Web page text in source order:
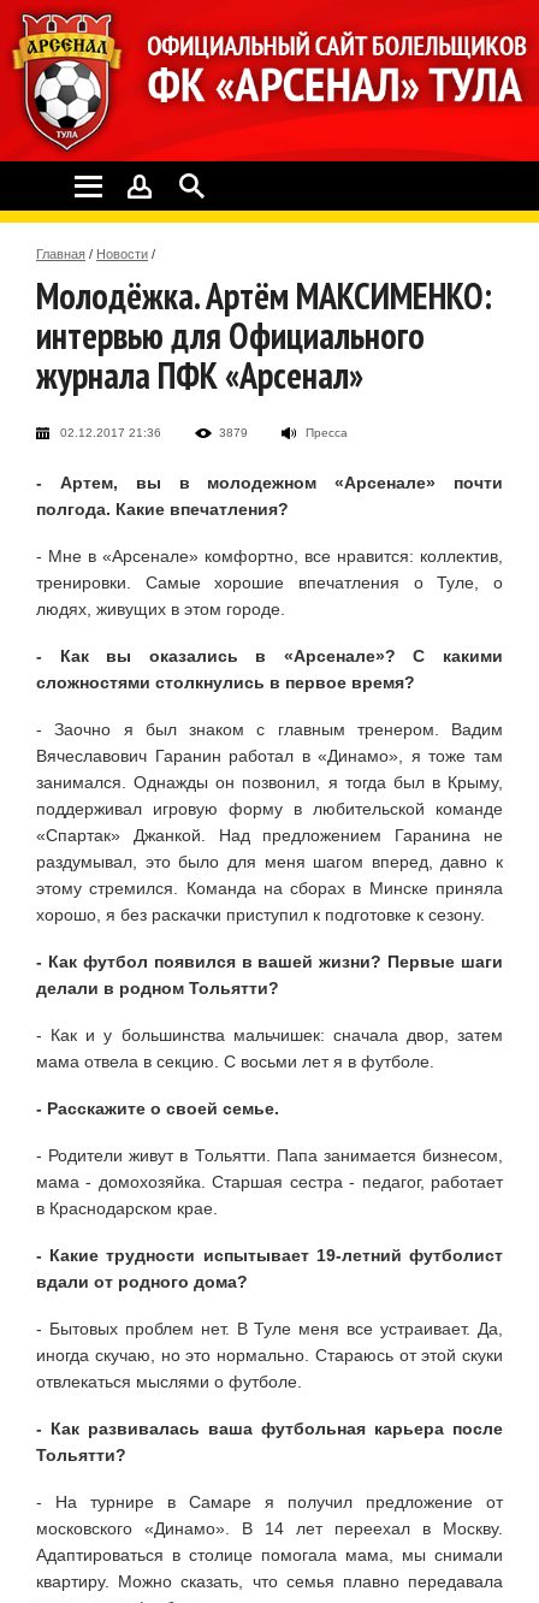
Главная / Новости /
Молодёжка. Артём МАКСИМЕНКО:
интервью для Официального
журнала ПФК «Арсенал»
02.12.2017 21:36 3879 Пресса
- Артем, вы в молодежном «Арсенале» почти
полгода. Какие впечатления?
- Мне в «Арсенале» комфортно, все нравится: коллектив,
тренировки. Самые хорошие впечатления о Туле, о
людях, живущих в этом городе.
- Как вы оказались в «Арсенале»? С какими
сложностями столкнулись в первое время?
- Заочно я был знаком с главным тренером. Вадим
Вячеславович Гаранин работал в «Динамо», я тоже там
занимался. Однажды он позвонил, я тогда был в Крыму,
поддерживал игровую форму в любительской команде
«Спартак» Джанкой. Над предложением Гаранина не
раздумывал, это было для меня шагом вперед, давно к
этому стремился. Команда на сборах в Минске приняла
хорошо, я без раскачки приступил к подготовке к сезону.
- Как футбол появился в вашей жизни? Первые шаги
делали в родном Тольятти?
- Как и у большинства мальчишек: сначала двор, затем
мама отвела в секцию. С восьми лет я в футболе.
- Расскажите о своей семье.
- Родители живут в Тольятти. Папа занимается бизнесом,
мама - домохозяйка. Старшая сестра - педагог, работает
в Краснодарском крае.
- Какие трудности испытывает 19-летний футболист
вдали от родного дома?
- Бытовых проблем нет. В Туле меня все устраивает. Да,
иногда скучаю, но это нормально. Стараюсь от этой скуки
отвлекаться мыслями о футболе.
- Как развивалась ваша футбольная карьера после
Тольятти?
- На турнире в Самаре я получил предложение от
московского «Динамо». В 14 лет переехал в Москву.
Адаптироваться в столице помогала мама, мы снимали
квартиру. Можно сказать, что семья плавно передавала